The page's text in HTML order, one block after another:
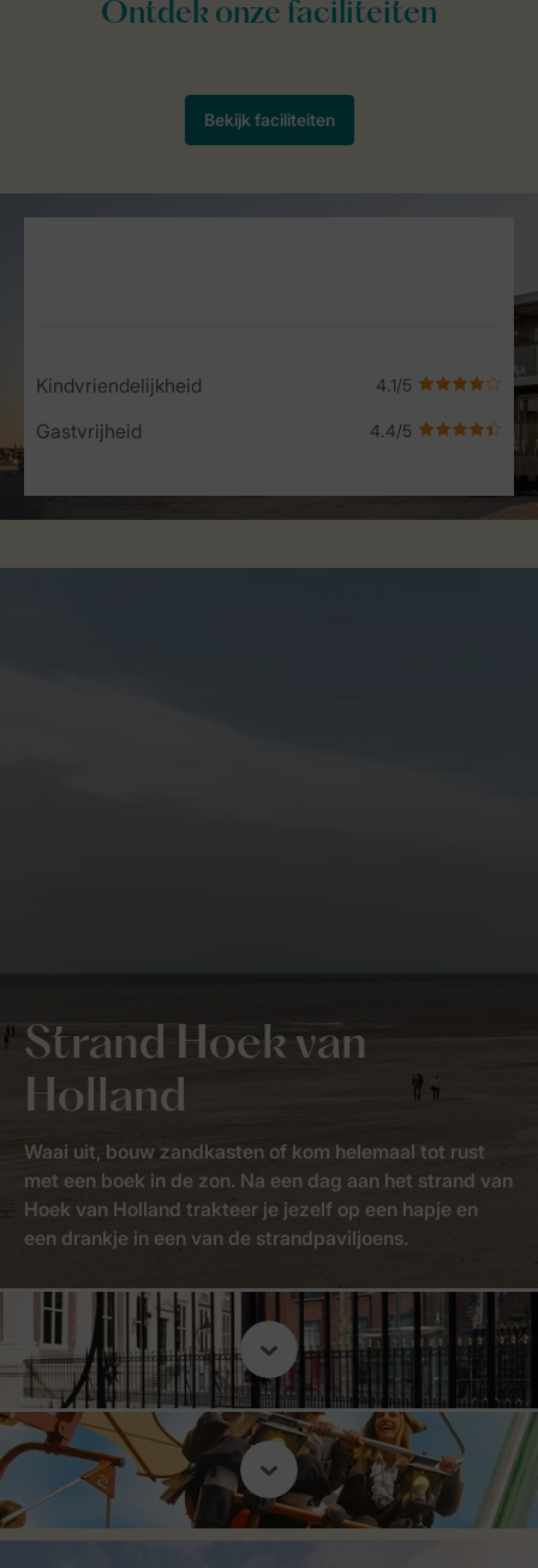
Kindvriendelijkheid
Gastvrijheid
Strand Hoek van
Holland
Waai uit, bouw zandkasten of kom helemaal tot rust
met een boek in de zon. Na een dag aan het strand van
Hoek van Holland trakteer je jezelf op een hapje en
een drankje in een van de strandpaviljoens.